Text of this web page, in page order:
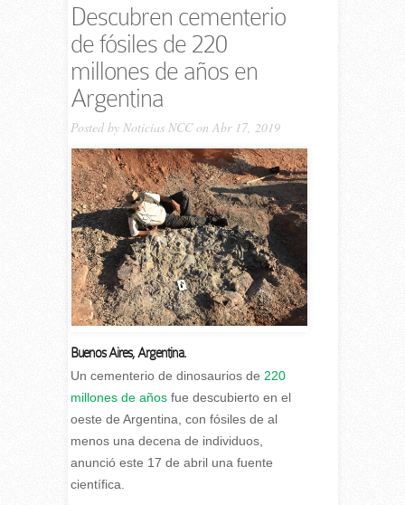
Descubren cementerio
de fósiles de 220
millones de años en
Argentina
Posted by Noticias NCCon Abr 17, 2019
Buenos Aires, Argentina.
Un cementerio de dinosaurios de 220
millones de añosfue descubierto en el
oeste de Argentina, con fósiles de al
menos una decena de individuos,
anunció este 17 de abril una fuente
científica.